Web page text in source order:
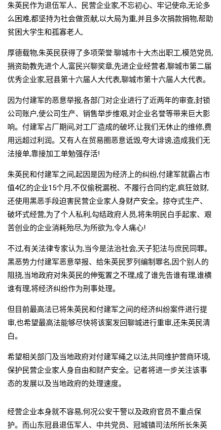
朱英民作为退伍军人、民营企业家,不忘初心、牢记使命,无论多
么困难,都坚持为社会做贡献,以大局为重,并且多次捐款捐物,帮助
贫困大学生和孤寡老人,
厚德载物,朱英民获得了多项荣誉:聊城市十大杰出职工,模范党员,
捐资助教先进个人,富民兴聊奖章,先进企业经营者,聊城市第二届
优秀企业家,冠县第十六届人大代表,聊城市第十六届人大代表。
因为付建军的恶意举报,各部门对企业进行了近两年的审查,封锁
公司账户,使公司生产、销售举步维艰,对企业名誉等带来巨大影
响。付建军占厂期间,对工厂造成的破坏,让我们无休止的维修,费
用远超过利润。又有人在贸易圈恶意诋毁,夸大诽谤,造成我们无
法接单,靠接加工单勉强存活!
朱英民和付建军之间,起因是因为经济上的纠纷,付建军就霸占市
值4亿的企业15个月,不仅偷税漏税、不履行合同约定,疯狂敛财,
还使用黑恶手段迫害民营企业家人身财产安全。掠夺式生产、
破坏式经营,为了个人私利,勾结政府人员,将朱明民白手起家、艰
苦创业的企业消耗殆尽,为所欲为,令人痛心!
不过,有关法律专家认为,当今是法治社会,天子犯法与庶民同罪。
黑恶势力付建军恶意举报、给朱英民罗列编制罪名,因个别人的
阻挠,当地政府对朱英民的伸冤置之不理,成了谁先告谁有理,谁横
谁有理,将经济纠纷作为刑事处理。
但目前最高法已将朱英民和付建军之间的经济纠纷案件进行提
审,也希望最高法能够尽快将该案发回聊城进行重审,还朱英民清
白。
希望相关部门及当地政府对付建军绳之以法,共同维护营商环境,
保护民营企业家人身自由和财产安全。记者将进一步关注该事
态的发展以及当地政府的处理速度。
经营企业本身就不容易,何况公安干警以及政府官员不重点保
护。而山东冠县退伍军人、中共党员、冠城镇司法所所长朱英